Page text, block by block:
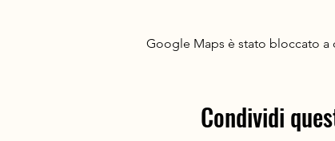
Google Maps è stato bloccato a
Condividi